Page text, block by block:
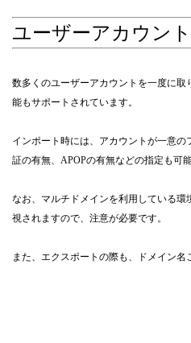
ユーザーアカウン
数多くのユーザーアカウントを一度に
能もサポートされています。
インポート時には、アカウントが一意
証の有無、APOPの有無などの指定も可能
なお、マルチドメインを利用している
視されますので、注意が必要です。
また、エクスポートの際も、ドメイン